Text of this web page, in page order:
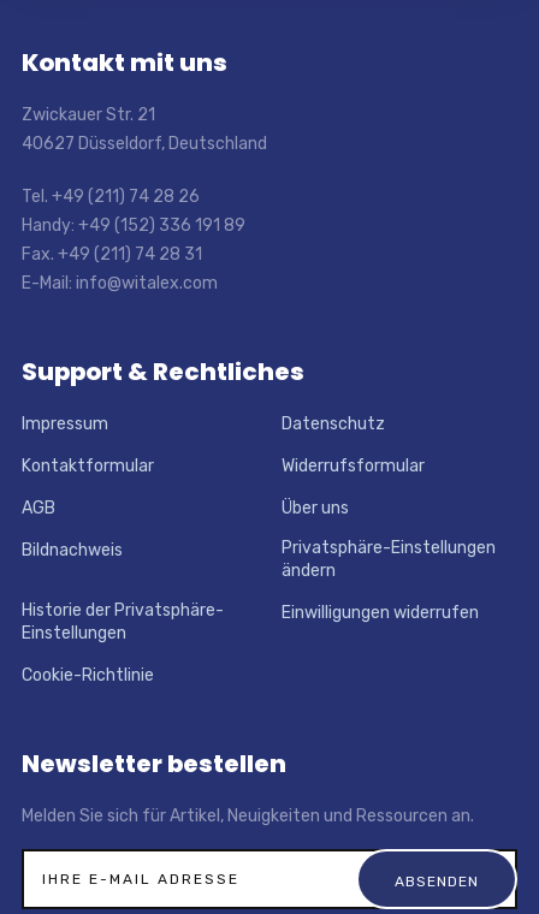
Kontakt mit uns
Zwickauer Str. 21
40627 Düsseldorf, Deutschland
Tel. +49 (211) 74 28 26
Handy: +49 (152) 336 191 89
Fax. +49 (211) 74 28 31
E-Mail: info@witalex.com
Support & Rechtliches
Impressum Datenschutz
Kontaktformular Widerrufsformular
AGB Über uns
Bildnachweis
Privatsphäre-Einstellungen
ändern
Historie der Privatsphäre-
Einstellungen
Einwilligungen widerrufen
Cookie-Richtlinie
Newsletter bestellen
Melden Sie sich für Artikel, Neuigkeiten und Ressourcen an.